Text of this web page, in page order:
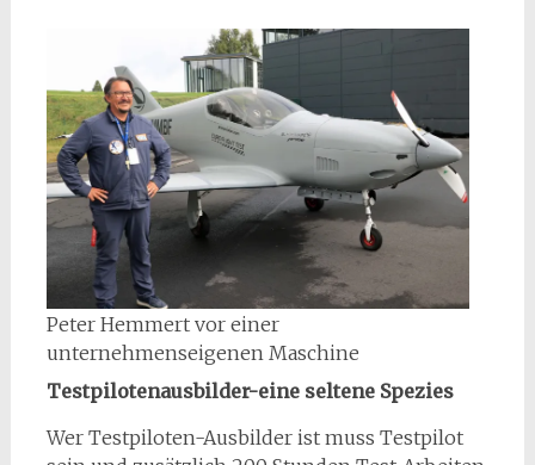
Peter Hemmert vor einer
unternehmenseigenen Maschine
Testpilotenausbilder-eine seltene Spezies
Wer Testpiloten-Ausbilder ist muss Testpilot